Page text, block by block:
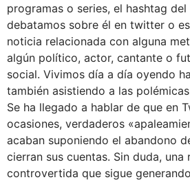
programas o series, el hashtag
debatamos sobre él en twitter o
noticia relacionada con alguna
algún político, actor, cantante o
social. Vivimos día a día oyendo
también asistiendo a las
Se ha llegado a hablar de que en
ocasiones, verdaderos
acaban suponiendo el abandono
cierran sus cuentas. Sin duda, una
controvertida que sigue